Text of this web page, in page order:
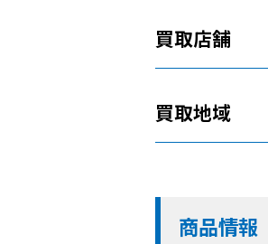
買取店舗
買取地域
商品情報